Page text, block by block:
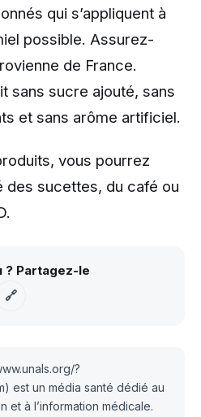
qui s’appliquent à
possible. Assurez-
de France.
sans sucre ajouté, sans
et sans arôme artificiel.
vous pourrez
des sucettes, du café ou
? Partagez-le
🔗
?
est un média santé dédié au
et à l’information médicale.